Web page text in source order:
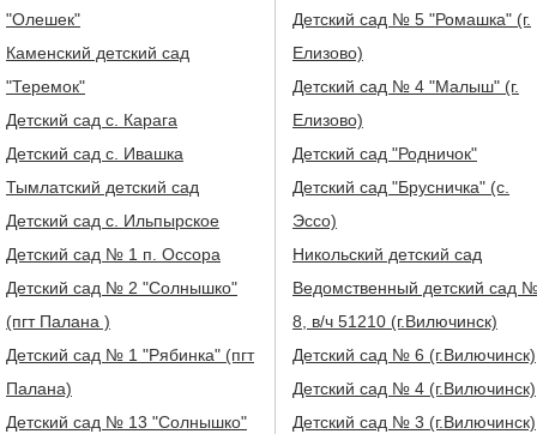
"Олешек"
Каменский детский сад
"Теремок"
Детский сад с. Карага
Детский сад с. Ивашка
Тымлатский детский сад
Детский сад с. Ильпырское
Детский сад № 1 п. Оссора
Детский сад № 2 "Солнышко"
(пгт Палана )
Детский сад № 1 "Рябинка" (пгт
Палана)
Детский сад № 13 "Солнышко"
Детский сад № 5 "Ромашка" (г.
Елизово)
Детский сад № 4 "Малыш" (г.
Елизово)
Детский сад "Родничок"
Детский сад "Брусничка" (с.
Эссо)
Никольский детский сад
Ведомственный детский сад
8, в/ч 51210 (г.Вилючинск)
Детский сад № 6 (г.Вилючинск)
Детский сад № 4 (г.Вилючинск)
Детский сад № 3 (г.Вилючинск)